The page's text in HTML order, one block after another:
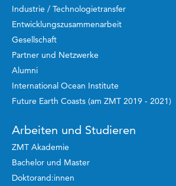
Industrie / Technologietransfer
Entwicklungszusammenarbeit
Gesellschaft
Partner und Netzwerke
Alumni
International Ocean Institute
Future Earth Coasts (am ZMT 2019 - 2021)
Arbeiten und Studieren
ZMT Akademie
Bachelor und Master
Doktorand:innen